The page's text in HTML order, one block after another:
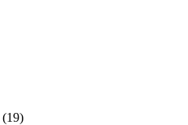
(19)